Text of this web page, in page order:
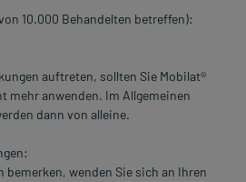
10.000 Behandelten betreffen):
auftreten, sollten Sie Mobilat®
mehr anwenden. Im Allgemeinen
dann von alleine.
bemerken, wenden Sie sich an Ihren